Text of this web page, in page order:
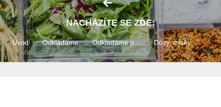
NACHÁZÍTE SE ZDE:
Úvod Odkládáme Odkladáme p... Dózy, misky...
Maslenička